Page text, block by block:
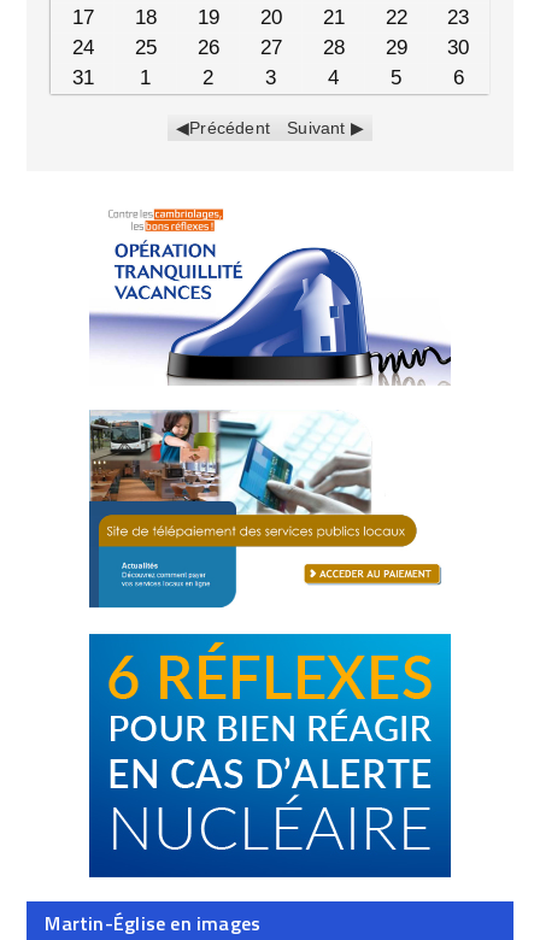
17
18 19 20 21 22
23
24
25 26 27 28 29
30
31
1 2 3 4 5 6
Précédent Suivant
Martin-Église en images